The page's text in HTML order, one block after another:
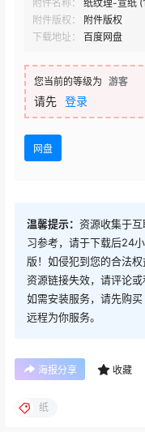
附件名称：
纸纹理-宣纸
附件版权：
附件版权
下载地址：
百度网盘
您当前的等级为 游客
请先 登录
网盘
温馨提示： 资源收集于
习参考，请于下载后24
版！如侵犯到您的合法
资源链接失效，请评论或
如需安装服务，请先购买
远程为你服务。
海报分享 收藏
纸